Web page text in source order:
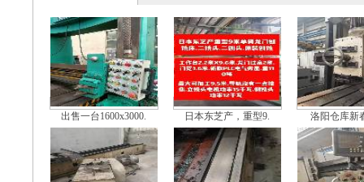
出售一台1600x3000. 日本东芝产，重型9. 洛阳仓库新